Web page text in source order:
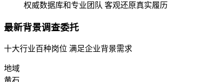
权威数据库和专业团队 客观还原真实履历
最新背景调查委托
十大行业百种岗位 满足企业背景需求
地域